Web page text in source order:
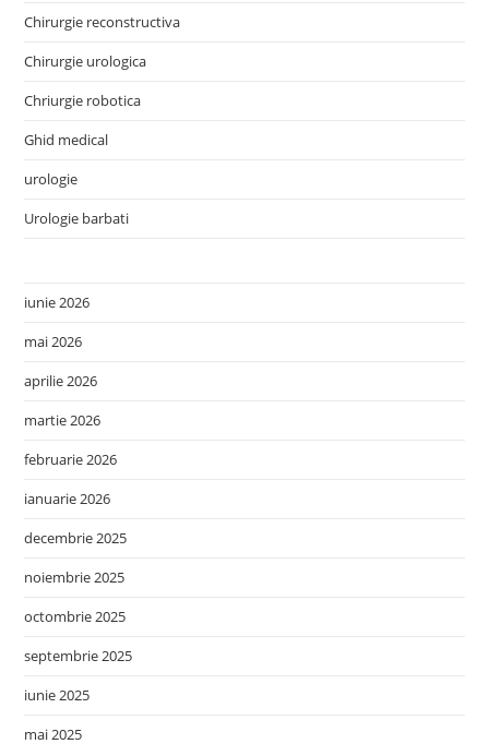
Chirurgie reconstructiva
Chirurgie urologica
Chriurgie robotica
Ghid medical
urologie
Urologie barbati
iunie 2026
mai 2026
aprilie 2026
martie 2026
februarie 2026
ianuarie 2026
decembrie 2025
noiembrie 2025
octombrie 2025
septembrie 2025
iunie 2025
mai 2025